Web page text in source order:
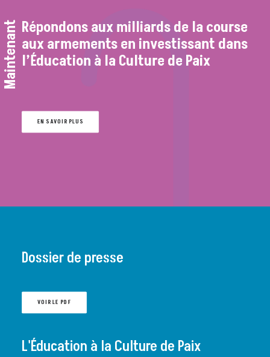
Maintenant Répondons aux milliards de la course
aux armements en investissant dans
l’Éducation à la Culture de Paix
EN SAVOIR PLUS
Dossier de presse
VOIR LE PDF
L'Éducation à la Culture de Paix